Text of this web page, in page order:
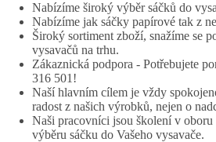
Nabízíme široký výběr sáčků do
Nabízíme jak sáčky papírové tak z
Široký sortiment zboží, snažíme se
vysavačů na trhu.
Zákaznická podpora - Potřebujete
316 501!
Naší hlavním cílem je vždy
radost z našich výrobků, nejen o
Naši pracovníci jsou školení v
výběru sáčku do Vašeho vysavače.